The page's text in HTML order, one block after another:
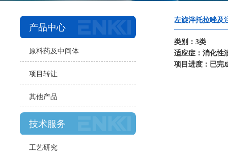
产品中心
原料药及中间体
项目转让
其他产品
技术服务
工艺研究
左旋泮托拉唑及
类别：3类
适应症：消化性
项目进度：已完